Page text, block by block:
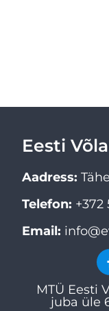
Eesti
Aadress:
Telefon: +372
Email:
MTÜ Eesti
juba üle